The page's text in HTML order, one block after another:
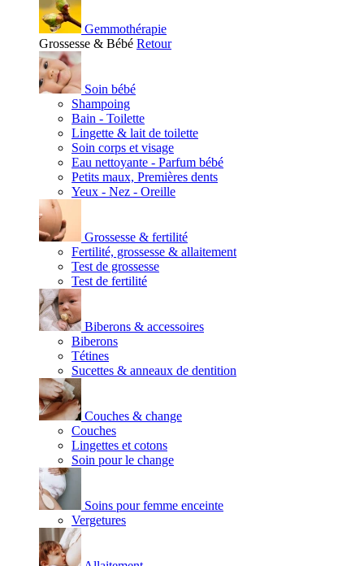
Gemmothérapie
Grossesse & Bébé Retour
Soin bébé
Shampoing
Bain - Toilette
Lingette & lait de toilette
Soin corps et visage
Eau nettoyante - Parfum bébé
Petits maux, Premières dents
Yeux - Nez - Oreille
Grossesse & fertilité
Fertilité, grossesse & allaitement
Test de grossesse
Test de fertilité
Biberons & accessoires
Biberons
Tétines
Sucettes & anneaux de dentition
Couches & change
Couches
Lingettes et cotons
Soin pour le change
Soins pour femme enceinte
Vergetures